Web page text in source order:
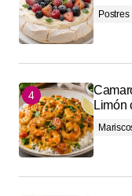
Postres
Limón